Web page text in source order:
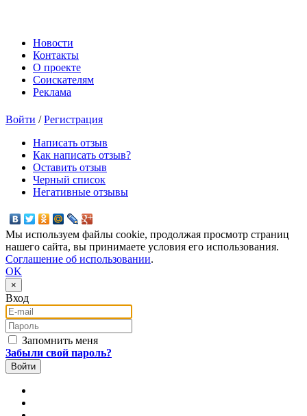
Новости
Контакты
О проекте
Соискателям
Реклама
Войти /Регистрация
Написать отзыв
Как написать отзыв?
Оставить отзыв
Черный список
Негативные отзывы
Мы используем файлы cookie, продолжая просмотр страниц
нашего сайта, вы принимаете условия его использования.
Соглашение об использовании.
OK
×
Вход
E-mail
Пароль
Запомнить меня
Забыли свой пароль?